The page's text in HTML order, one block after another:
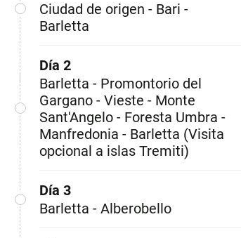
Ciudad de origen - Bari -
Barletta
Día 2
Barletta - Promontorio del
Gargano - Vieste - Monte
Sant'Angelo - Foresta Umbra -
Manfredonia - Barletta (Visita
opcional a islas Tremiti)
Día 3
Barletta - Alberobello